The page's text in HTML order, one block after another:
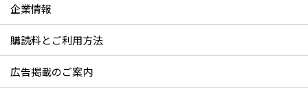
企業情報
購読料とご利用方法
広告掲載のご案内